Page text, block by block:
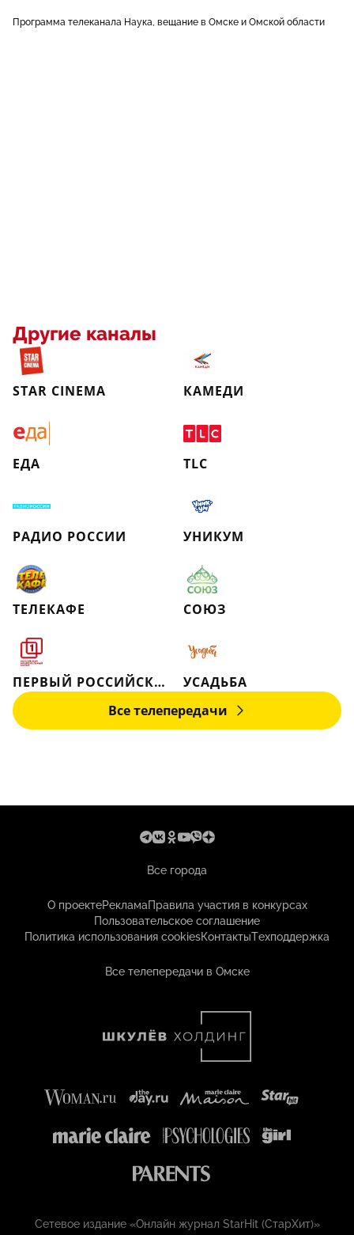
Программа телеканала Наука, вещание в Омске и Омской области
Другие каналы
STAR CINEMA КАМЕДИ
ЕДА TLC
РАДИО РОССИИ УНИКУМ
ТЕЛЕКАФЕ СОЮЗ
ПЕРВЫЙ РОССИЙСКИЙ НАЦИОНАЛЬНЫЙ КАНАЛ
УСАДЬБА
Все телепередачи
Все города
О проектеРекламаПравила участия в конкурсах
Пользовательское соглашение
Политика использования cookiesКонтактыТехподдержка
Все телепередачи в Омске
Сетевое издание «Онлайн журнал StarHit (СтарХит)»